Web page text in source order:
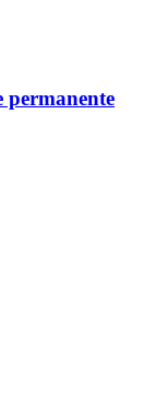
permanente